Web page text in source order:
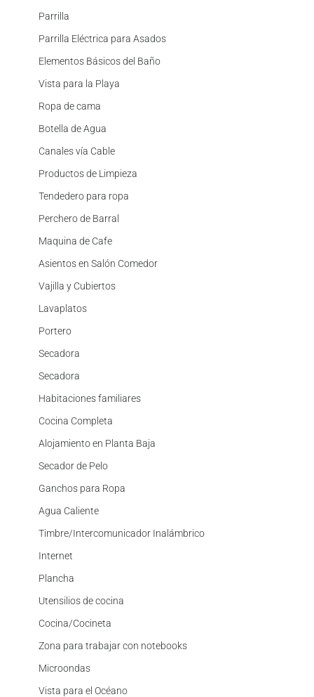
Parrilla
Parrilla Eléctrica para Asados
Elementos Básicos del Baño
Vista para la Playa
Ropa de cama
Botella de Agua
Canales vía Cable
Productos de Limpieza
Tendedero para ropa
Perchero de Barral
Maquina de Cafe
Asientos en Salón Comedor
Vajilla y Cubiertos
Lavaplatos
Portero
Secadora
Secadora
Habitaciones familiares
Cocina Completa
Alojamiento en Planta Baja
Secador de Pelo
Ganchos para Ropa
Agua Caliente
Timbre/Intercomunicador Inalámbrico
Internet
Plancha
Utensilios de cocina
Cocina/Cocineta
Zona para trabajar con notebooks
Microondas
Vista para el Océano